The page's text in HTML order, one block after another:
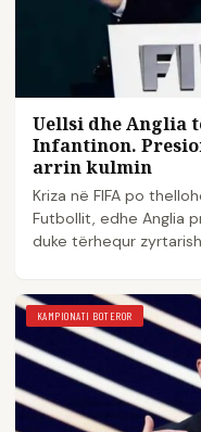
Uellsi dhe Anglia
Infantinon.
arrin kulmin
Kriza në FIFA po
Futbollit, edhe Anglia
duke tërhequr
KAMPIONATI BOTEROR